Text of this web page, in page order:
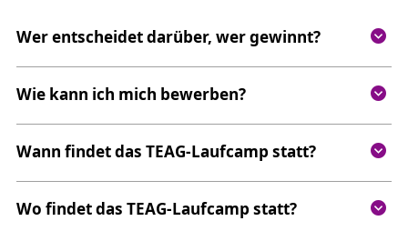
Wer entscheidet darüber, wer gewinnt?
Wie kann ich mich bewerben?
Wann findet das TEAG-Laufcamp statt?
Wo findet das TEAG-Laufcamp statt?